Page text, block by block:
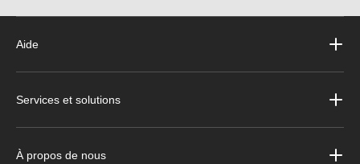
Aide
Services et solutions
À propos de nous